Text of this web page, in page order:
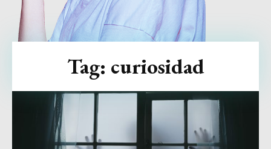
Tag: curiosidad